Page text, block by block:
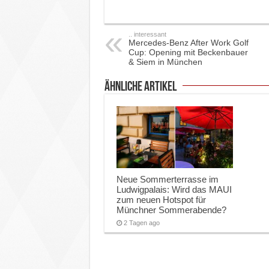
.. interessant
Mercedes-Benz After Work Golf
Cup: Opening mit Beckenbauer
& Siem in München
ähnliche Artikel
Neue Sommerterrasse im
Ludwigpalais: Wird das MAUI
zum neuen Hotspot für
Münchner Sommerabende?
2 Tagen ago